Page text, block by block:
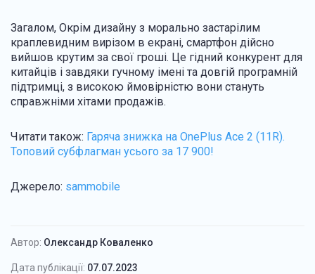
Загалом, Окрім дизайну з морально застарілим
краплевидним вирізом в екрані, смартфон дійсно
вийшов крутим за свої гроші. Це гідний конкурент для
китайців і завдяки гучному імені та довгій програмній
підтримці, з високою ймовірністю вони стануть
справжніми хітами продажів.
Читати також: Гаряча знижка на OnePlus Ace 2 (11R).
Топовий субфлагман усього за 17 900!
Джерело: sammobile
Автор: Олександр Коваленко
Дата публікації: 07.07.2023